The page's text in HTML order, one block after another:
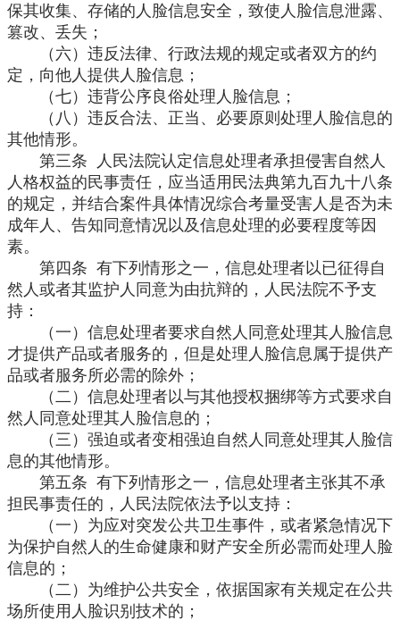
保其收集、存储的人脸信息安全，致使人脸信息泄露、
篡改、丢失；
（六）违反法律、行政法规的规定或者双方的约
定，向他人提供人脸信息；
（七）违背公序良俗处理人脸信息；
（八）违反合法、正当、必要原则处理人脸信息的
其他情形。
第三条 人民法院认定信息处理者承担侵害自然人
人格权益的民事责任，应当适用民法典第九百九十八条
的规定，并结合案件具体情况综合考量受害人是否为未
成年人、告知同意情况以及信息处理的必要程度等因
素。
第四条 有下列情形之一，信息处理者以已征得自
然人或者其监护人同意为由抗辩的，人民法院不予支
持：
（一）信息处理者要求自然人同意处理其人脸信息
才提供产品或者服务的，但是处理人脸信息属于提供产
品或者服务所必需的除外；
（二）信息处理者以与其他授权捆绑等方式要求自
然人同意处理其人脸信息的；
（三）强迫或者变相强迫自然人同意处理其人脸信
息的其他情形。
第五条 有下列情形之一，信息处理者主张其不承
担民事责任的，人民法院依法予以支持：
（一）为应对突发公共卫生事件，或者紧急情况下
为保护自然人的生命健康和财产安全所必需而处理人脸
信息的；
（二）为维护公共安全，依据国家有关规定在公共
场所使用人脸识别技术的；